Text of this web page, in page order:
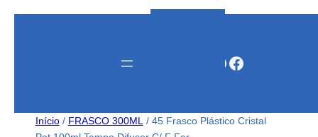
Facebook
Início/ FRASCO 300ML / 45 Frasco Plástico Cristal